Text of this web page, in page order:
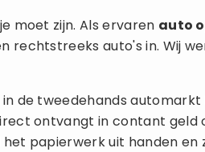
moet zijn. Als ervaren auto
rechtstreeks auto's in. Wij
de tweedehands automarkt
ontvangt in contant geld
papierwerk uit handen en